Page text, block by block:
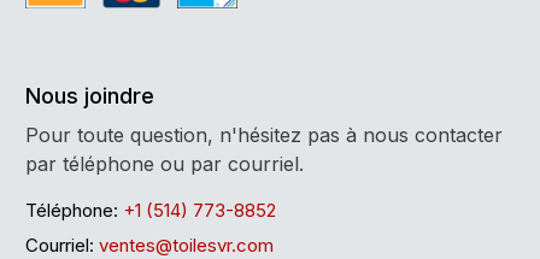
Nous joindre
Pour toute question, n'hésitez pas à nous contacter
par téléphone ou par courriel.
Téléphone: +1 (514) 773-8852
Courriel: ventes@toilesvr.com